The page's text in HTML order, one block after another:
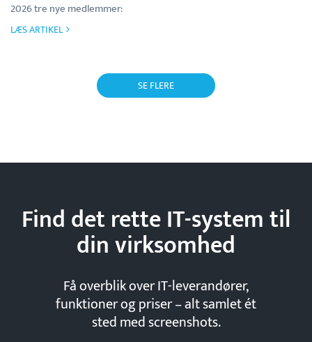
2026 tre nye medlemmer:
LÆS ARTIKEL
SE FLERE
Find det rette IT-system til
dinvirksomhed
Få overblik over IT-leverandører,
funktioner og priser – alt samlet ét
sted med screenshots.